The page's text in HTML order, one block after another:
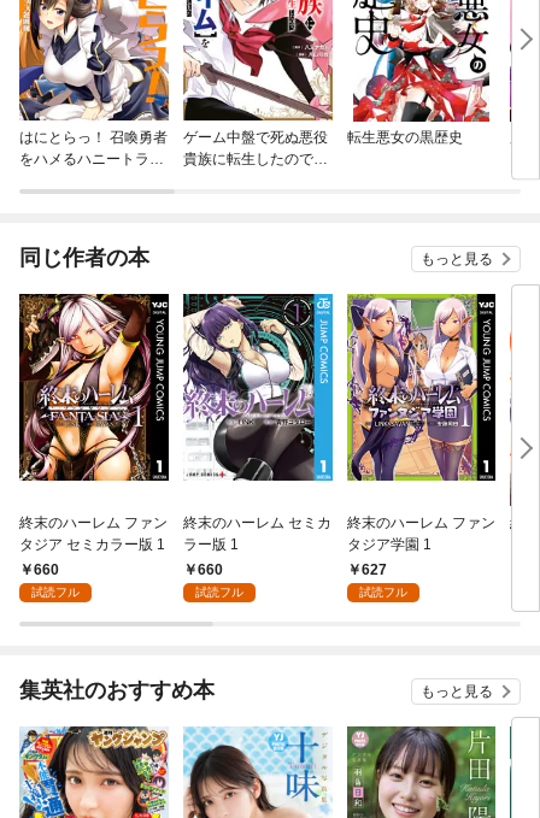
はにとらっ！ 召喚勇者
をハメるハニートラッ
ゲーム中盤で死ぬ悪役
貴族に転生したので、
転生悪女の黒歴史
当
同じ作者の本 もっと見る
終末のハーレム ファン
タジア セミカラー版 1
660
試読フル
終末のハーレム セミカ
ラー版 1
660
試読フル
終末のハーレム ファン
タジア学園 1
627
試読フル
終
集英社のおすすめ本 もっと見る